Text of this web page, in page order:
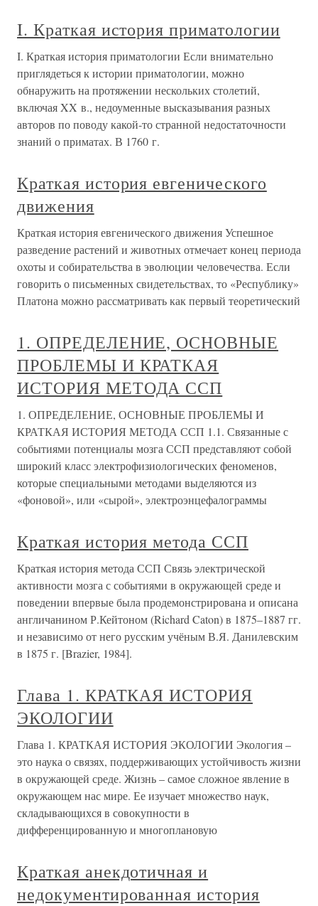
I. Краткая история приматологии
I. Краткая история приматологии Если внимательно
приглядеться к истории приматологии, можно
обнаружить на протяжении нескольких столетий,
включая XX в., недоуменные высказывания разных
авторов по поводу какой-то странной недостаточности
знаний о приматах. В 1760 г.
Краткая история евгенического
движения
Краткая история евгенического движения Успешное
разведение растений и животных отмечает конец периода
охоты и собирательства в эволюции человечества. Если
говорить о письменных свидетельствах, то «Республику»
Платона можно рассматривать как первый теоретический
1. ОПРЕДЕЛЕНИЕ, ОСНОВНЫЕ
ПРОБЛЕМЫ И КРАТКАЯ
ИСТОРИЯ МЕТОДА ССП
1. ОПРЕДЕЛЕНИЕ, ОСНОВНЫЕ ПРОБЛЕМЫ И
КРАТКАЯ ИСТОРИЯ МЕТОДА ССП 1.1. Связанные с
событиями потенциалы мозга ССП представляют собой
широкий класс электрофизиологических феноменов,
которые специальными методами выделяются из
«фоновой», или «сырой», электроэнцефалограммы
Краткая история метода ССП
Краткая история метода ССП Связь электрической
активности мозга с событиями в окружающей среде и
поведении впервые была продемонстрирована и описана
англичанином Р.Кейтоном (Richard Caton) в 1875–1887 гг.
и независимо от него русским учёным В.Я. Данилевским
в 1875 г. [Brazier, 1984].
Глава 1. КРАТКАЯ ИСТОРИЯ
ЭКОЛОГИИ
Глава 1. КРАТКАЯ ИСТОРИЯ ЭКОЛОГИИ Экология –
это наука о связях, поддерживающих устойчивость жизни
в окружающей среде. Жизнь – самое сложное явление в
окружающем нас мире. Ее изучает множество наук,
складывающихся в совокупности в
дифференцированную и многоплановую
Краткая анекдотичная и
недокументированная история